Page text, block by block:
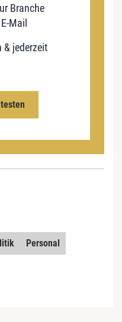
Branche
Mail
& jederzeit
Personal